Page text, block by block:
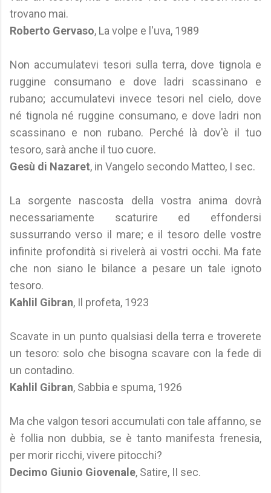
trovano mai.
Roberto Gervaso, La volpe e l'uva, 1989
Non accumulatevi tesori sulla terra, dove tignola e
ruggine consumano e dove ladri scassinano e
rubano; accumulatevi invece tesori nel cielo, dove
né tignola né ruggine consumano, e dove ladri non
scassinano e non rubano. Perché là dov'è il tuo
tesoro, sarà anche il tuo cuore.
Gesù di Nazaret, in Vangelo secondo Matteo, I sec.
La sorgente nascosta della vostra anima dovrà
necessariamente scaturire ed effondersi
sussurrando verso il mare; e il tesoro delle vostre
infinite profondità si rivelerà ai vostri occhi. Ma fate
che non siano le bilance a pesare un tale ignoto
tesoro.
Kahlil Gibran, Il profeta, 1923
Scavate in un punto qualsiasi della terra e troverete
un tesoro: solo che bisogna scavare con la fede di
un contadino.
Kahlil Gibran, Sabbia e spuma, 1926
Ma che valgon tesori accumulati con tale affanno, se
è follia non dubbia, se è tanto manifesta frenesia,
per morir ricchi, vivere pitocchi?
Decimo Giunio Giovenale, Satire, II sec.